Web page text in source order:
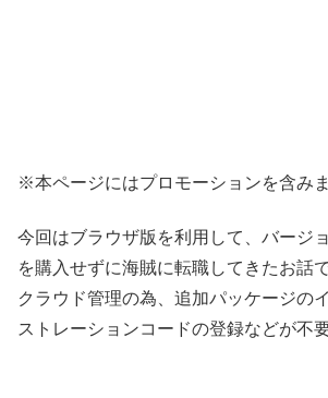
※本ページにはプロモーションを含み
今回はブラウザ版を利用して、バージ
を購入せずに海賊に転職してきたお話
クラウド管理の為、追加パッケージの
ストレーションコードの登録などが不